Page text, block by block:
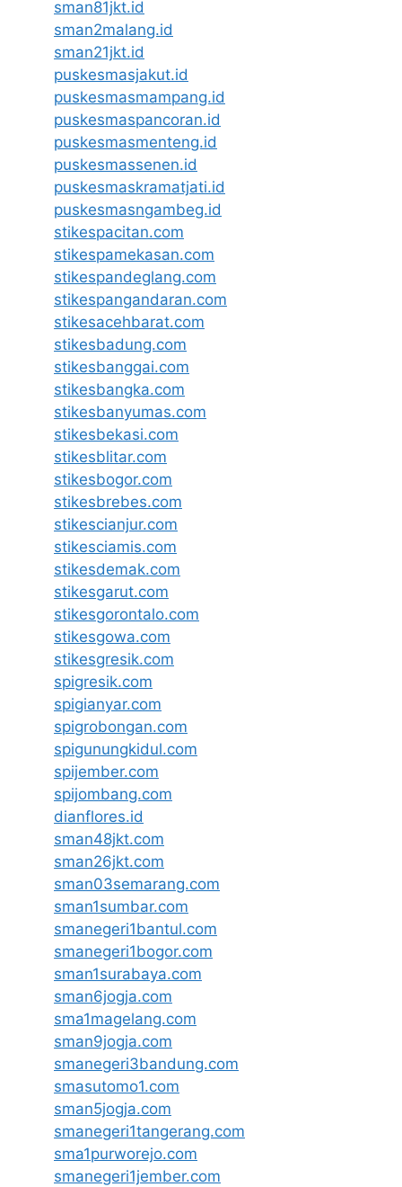
sman81jkt.id
sman2malang.id
sman21jkt.id
puskesmasjakut.id
puskesmasmampang.id
puskesmaspancoran.id
puskesmasmenteng.id
puskesmassenen.id
puskesmaskramatjati.id
puskesmasngambeg.id
stikespacitan.com
stikespamekasan.com
stikespandeglang.com
stikespangandaran.com
stikesacehbarat.com
stikesbadung.com
stikesbanggai.com
stikesbangka.com
stikesbanyumas.com
stikesbekasi.com
stikesblitar.com
stikesbogor.com
stikesbrebes.com
stikescianjur.com
stikesciamis.com
stikesdemak.com
stikesgarut.com
stikesgorontalo.com
stikesgowa.com
stikesgresik.com
spigresik.com
spigianyar.com
spigrobongan.com
spigunungkidul.com
spijember.com
spijombang.com
dianflores.id
sman48jkt.com
sman26jkt.com
sman03semarang.com
sman1sumbar.com
smanegeri1bantul.com
smanegeri1bogor.com
sman1surabaya.com
sman6jogja.com
sma1magelang.com
sman9jogja.com
smanegeri3bandung.com
smasutomo1.com
sman5jogja.com
smanegeri1tangerang.com
sma1purworejo.com
smanegeri1jember.com